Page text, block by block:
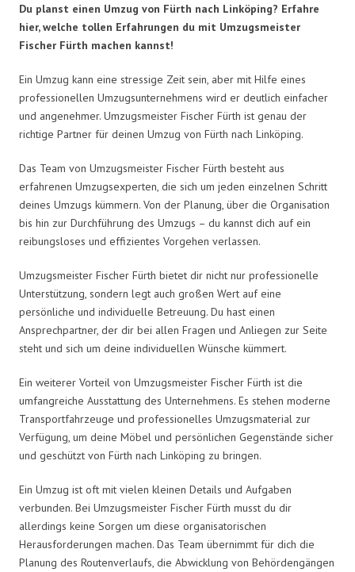
Du planst einen Umzug von Fürth nach Linköping? Erfahre
hier, welche tollen Erfahrungen du mit Umzugsmeister
Fischer Fürth machen kannst!
Ein Umzug kann eine stressige Zeit sein, aber mit Hilfe eines
professionellen Umzugsunternehmens wird er deutlich einfacher
und angenehmer. Umzugsmeister Fischer Fürth ist genau der
richtige Partner für deinen Umzug von Fürth nach Linköping.
Das Team von Umzugsmeister Fischer Fürth besteht aus
erfahrenen Umzugsexperten, die sich um jeden einzelnen Schritt
deines Umzugs kümmern. Von der Planung, über die Organisation
bis hin zur Durchführung des Umzugs – du kannst dich auf ein
reibungsloses und effizientes Vorgehen verlassen.
Umzugsmeister Fischer Fürth bietet dir nicht nur professionelle
Unterstützung, sondern legt auch großen Wert auf eine
persönliche und individuelle Betreuung. Du hast einen
Ansprechpartner, der dir bei allen Fragen und Anliegen zur Seite
steht und sich um deine individuellen Wünsche kümmert.
Ein weiterer Vorteil von Umzugsmeister Fischer Fürth ist die
umfangreiche Ausstattung des Unternehmens. Es stehen moderne
Transportfahrzeuge und professionelles Umzugsmaterial zur
Verfügung, um deine Möbel und persönlichen Gegenstände sicher
und geschützt von Fürth nach Linköping zu bringen.
Ein Umzug ist oft mit vielen kleinen Details und Aufgaben
verbunden. Bei Umzugsmeister Fischer Fürth musst du dir
allerdings keine Sorgen um diese organisatorischen
Herausforderungen machen. Das Team übernimmt für dich die
Planung des Routenverlaufs, die Abwicklung von Behördengängen